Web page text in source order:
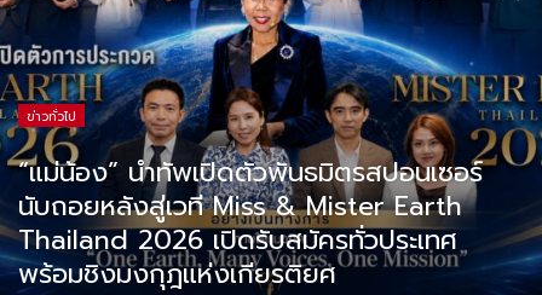
ข่าวทั่วไป
“แม่น้อง” นำทัพเปิดตัวพันธมิตรสปอนเซอร์
นับถอยหลังสู่เวที Miss & Mister Earth
Thailand 2026 เปิดรับสมัครทั่วประเทศ
พร้อมชิงมงกุฎแห่งเกียรติยศ